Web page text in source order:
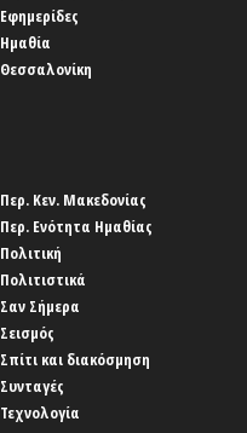
Εφημερίδες
Ημαθία
Θεσσαλονίκη
Περ. Κεν. Μακεδονίας
Περ. Ενότητα Ημαθίας
Πολιτική
Πολιτιστικά
Σαν Σήμερα
Σεισμός
Σπίτι και διακόσμηση
Συνταγές
Τεχνολογία